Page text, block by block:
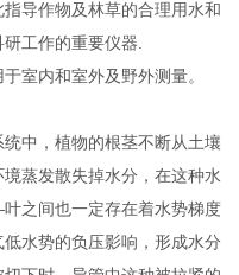
导作物及林草的合理用水和
工作的重要仪器.
室内和室外及野外测量。
中，植物的根茎不断从土壤
蒸发散失掉水分，在这种水
之间也一定存在着水势梯度
水势的负压影响，形成水分